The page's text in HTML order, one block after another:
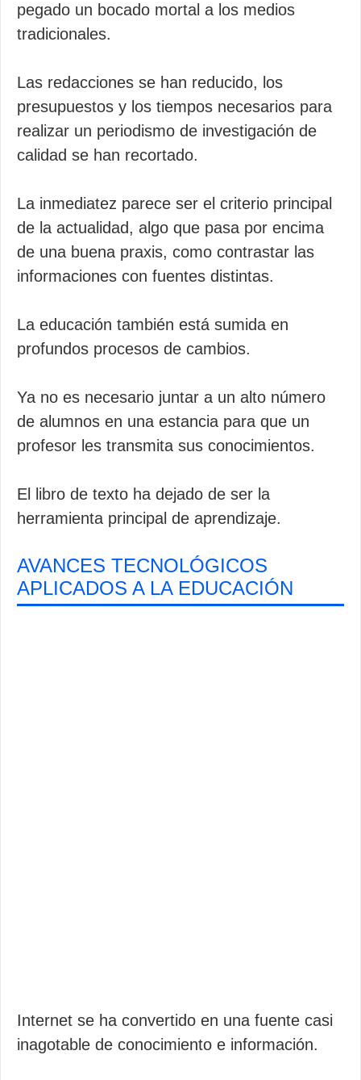
pegado un bocado mortal a los medios
tradicionales.
Las redacciones se han reducido, los
presupuestos y los tiempos necesarios para
realizar un periodismo de investigación de
calidad se han recortado.
La inmediatez parece ser el criterio principal
de la actualidad, algo que pasa por encima
de una buena praxis, como contrastar las
informaciones con fuentes distintas.
La educación también está sumida en
profundos procesos de cambios.
Ya no es necesario juntar a un alto número
de alumnos en una estancia para que un
profesor les transmita sus conocimientos.
El libro de texto ha dejado de ser la
herramienta principal de aprendizaje.
AVANCES TECNOLÓGICOS
APLICADOS A LA EDUCACIÓN
Internet se ha convertido en una fuente casi
inagotable de conocimiento e información.